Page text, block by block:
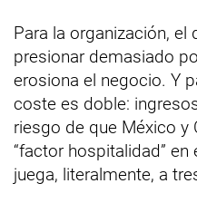
Para la organización,
presionar demasiado
erosiona el negocio. Y
coste es doble:
riesgo de que México y
“factor hospitalidad”
juega, literalmente, a